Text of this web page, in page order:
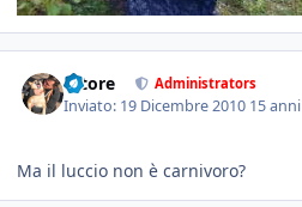
tatore Administrators
Inviato: 19 Dicembre 2010 15 anni
Ma il luccio non è carnivoro?